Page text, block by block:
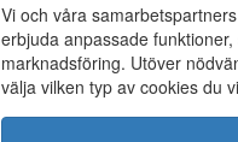
36
Vi och våra
erbjuda anpassade
marknadsföring. Utöver
välja vilken typ av cookies du